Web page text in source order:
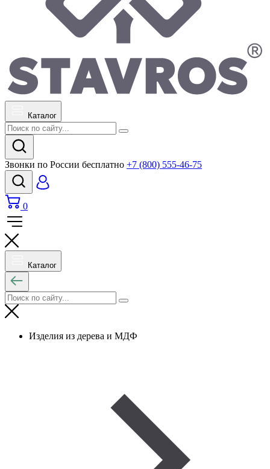
Каталог
Звонки по России бесплатно +7 (800) 555-46-75
0
Каталог
Изделия из дерева и МДФ